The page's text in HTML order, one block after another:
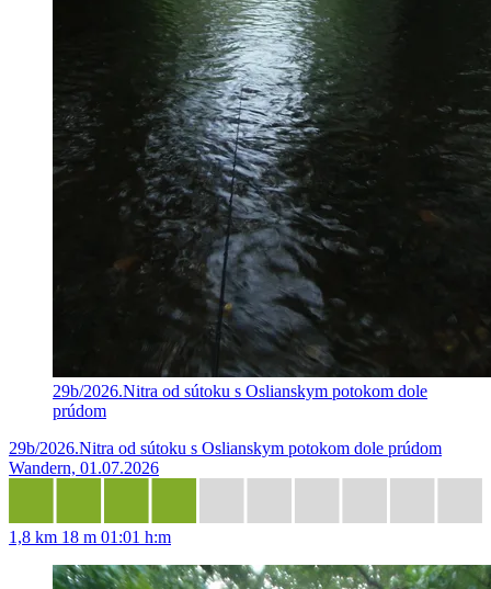
29b/2026.Nitra od sútoku s Oslianskym potokom dole
prúdom
29b/2026.Nitra od sútoku s Oslianskym potokom dole prúdom
Wandern, 01.07.2026
1,8 km 18 m 01:01 h:m